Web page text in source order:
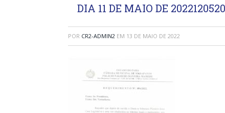
DIA 11 DE MAIO DE
POR CR2-ADMIN2 EM 13 DE MAIO DE 2022